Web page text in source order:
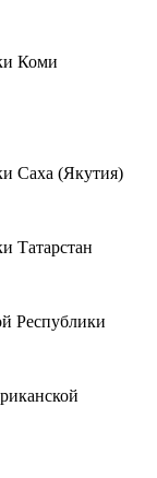
Коми
Саха (Якутия)
Татарстан
Республики